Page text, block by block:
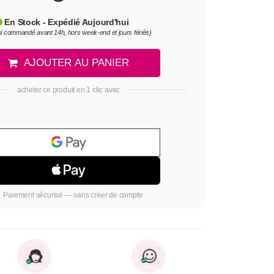
En Stock - Expédié Aujourd'hui
commandé avant 14h, hors week-end et jours fériés)
AJOUTER AU PANIER
acheter ce produit en 1 clic avec
Paiement sécurisé — sans créer de compte